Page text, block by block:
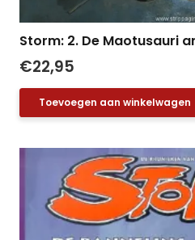
Storm: 2. De Maotusauri
€22,95
Toevoegen aan winkelwagen